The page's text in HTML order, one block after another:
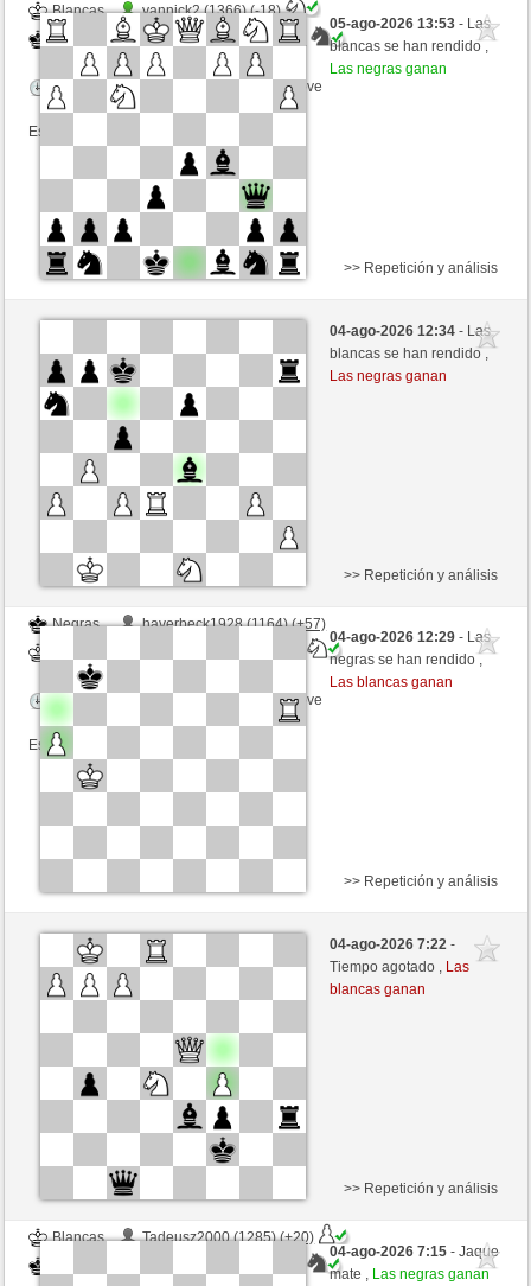
Blancas
yannick2 (1366) (-18)
Negras
mikeSchach (1316) (+18)
Tiempo: 4 minutes/side + 0 seconds/move
Esta partida es por puntos
05-ago-2026 13:53- Las
blancas se han rendido ,
Las negras ganan
Blancas
Merano (1158) (-10)
Tiempo: 4 minutes/side + 0 seconds/move
Esta partida es por puntos
>> Repetición y análisis
04-ago-2026 12:34- Las
blancas se han rendido ,
Las negras ganan
Negras
haverbeck1928 (1164) (+57)
Tiempo: 4 minutes/side + 0 seconds/move
Esta partida es por puntos
>> Repetición y análisis
04-ago-2026 12:29- Las
negras se han rendido ,
Las blancas ganan
Blancas
haverbeck1928 (1100) (+64)
Negras
mikeSchach (1355) (-26)
Esta partida es por puntos
>> Repetición y análisis
04-ago-2026 7:22-
Tiempo agotado , Las
blancas ganan
Blancas
Tadeusz2000 (1285) (+20)
>> Repetición y análisis
04-ago-2026 7:15- Jaque
mate , Las negras ganan